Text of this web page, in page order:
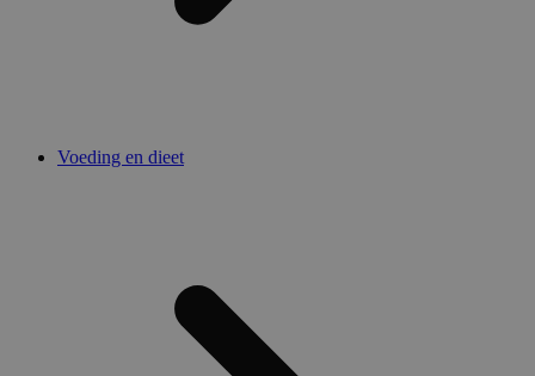
Voeding en dieet